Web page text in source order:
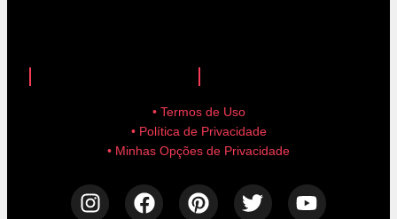
• Termos de Uso
• Política de Privacidade
• Minhas Opções de Privacidade